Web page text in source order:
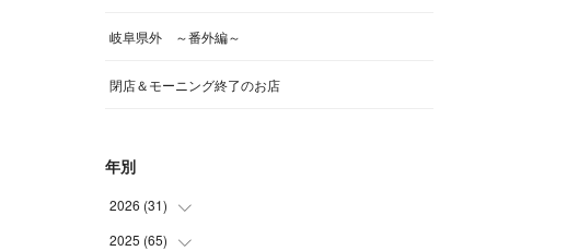
岐阜県外 ～番外編～
閉店＆モーニング終了のお店
年別
2026 (31)
(4
2025 (65)